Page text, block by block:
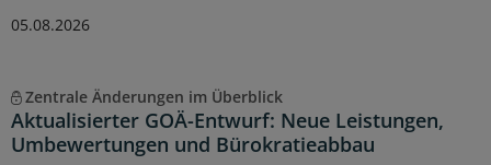
05.08.2026
Zentrale Änderungen im Überblick
Aktualisierter GOÄ-Entwurf: Neue Leistungen,
Umbewertungen und Bürokratieabbau